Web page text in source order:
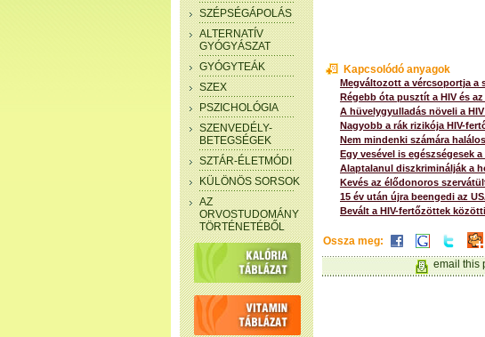
SZÉPSÉGÁPOLÁS
ALTERNATÍV
GYÓGYÁSZAT
GYÓGYTEÁK
SZEX
PSZICHOLÓGIA
SZENVEDÉLY-
BETEGSÉGEK
SZTÁR-ÉLETMÓDI
KÜLÖNÖS SORSOK
AZ
ORVOSTUDOMÁNY
TÖRTÉNETÉBŐL
Kapcsolódó anyagok
Megváltozott a vércsoportja a
Régebb óta pusztít a HIV és
A hüvelygyulladás növeli a
Nagyobb a rák rizikója HIV-
Nem mindenki számára
Egy vesével is egészségesek
Alaptalanul diszkriminálják a
Kevés az élődonoros
15 év után újra beengedi az
Bevált a HIV-fertőzöttek
Ossza meg:
email this